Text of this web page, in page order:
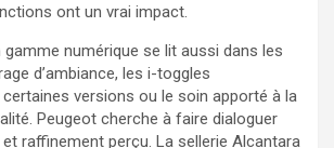
ont un vrai impact.
numérique se lit aussi dans les
d’ambiance, les i-toggles
versions ou le soin apporté à la
Peugeot cherche à faire dialoguer
raffinement perçu. La sellerie Alcantara